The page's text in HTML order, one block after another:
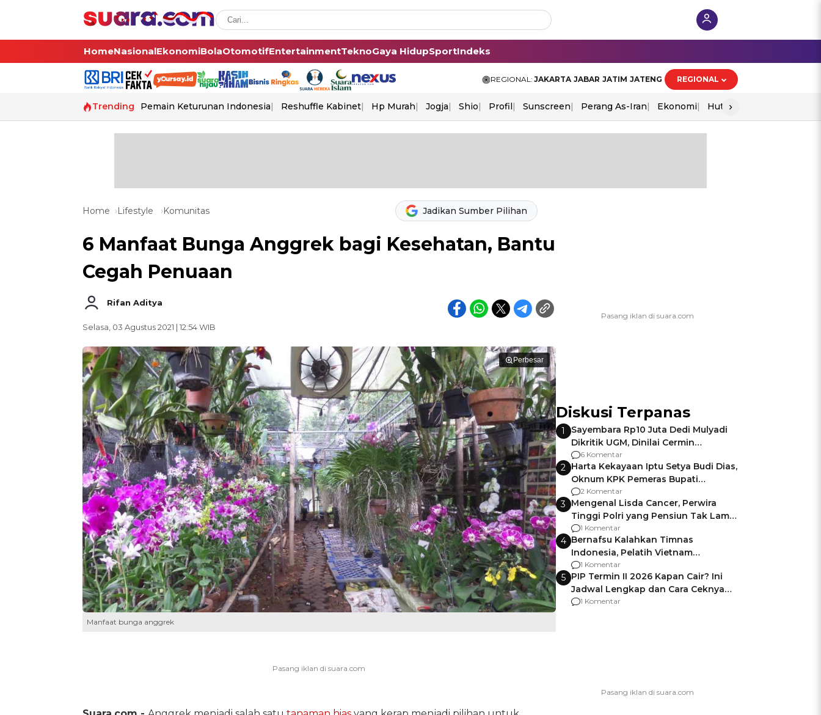
HomeNasionalEkonomiBolaOtomotifEntertainmentTeknoGaya HidupSportIndeks
REGIONAL: JAKARTA JABAR JATIM JATENG REGIONAL
Trending Pemain Keturunan Indonesia Reshuffle Kabinet Hp Murah Jogja Shio Profil Sunscreen Perang As-Iran Ekonomi Hut Ri
›
Home Lifestyle Komunitas Jadikan Sumber Pilihan
6 Manfaat Bunga Anggrek bagi Kesehatan, Bantu
Cegah Penuaan
Rifan Aditya
Selasa, 03 Agustus 2021 | 12:54 WIB
Perbesar
Manfaat bunga anggrek
Diskusi Terpanas
1
Sayembara Rp10 Juta Dedi Mulyadi
Dikritik UGM, Dinilai Cermin
Gagalnya Negara Jamin Keamanan
6 Komentar
2 Harta Kekayaan Iptu Setya Budi Dias,
Oknum KPK Pemeras Bupati
Pemalang
2 Komentar
3 Mengenal Lisda Cancer, Perwira
Tinggi Polri yang Pensiun Tak Lama
Usai Jadi Brigjen
1 Komentar
4 Bernafsu Kalahkan Timnas
Indonesia, Pelatih Vietnam
Berencana Pakai Jimat di Pakansari
1 Komentar
5 PIP Termin II 2026 Kapan Cair? Ini
Jadwal Lengkap dan Cara Ceknya
agar Dana Tidak Hangus!
1 Komentar